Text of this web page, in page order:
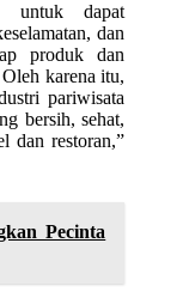
untuk dapat
dan
produk dan
karena itu,
pariwisata
bersih, sehat,
dan restoran,”
Pecinta